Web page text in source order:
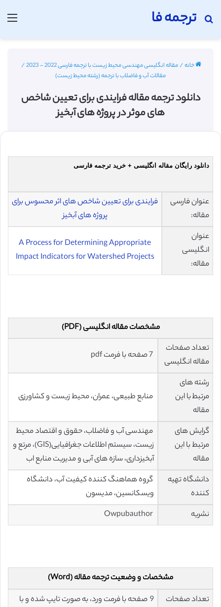
ترجمه فا
جستجو برای
خانه/مقاله انگلیسی مهندسی محیط زیست با ترجمه فارسی 2022 - 2023
/
مقالات آب و فاضلاب با ترجمه (رشته محیط زیست)
دانلود ترجمه مقاله فرایندی برای تعیین شاخص
های موثر در پروژه های آبخیز
دانلود رایگان مقاله انگلیسی + خرید ترجمه فارسی
عنوان فارسی
مقاله:
فرایندی برای تعیین شاخص های اثر محسوس برای
پروژه های آبخیز
عنوان
انگلیسی
مقاله:
A Process for Determining Appropriate
Impact Indicators for Watershed Projects
مشخصات مقاله انگلیسی (PDF)
تعداد صفحات
مقاله انگلیسی
رشته های
مرتبط با این
مقاله
منابع طبیعی، عمران، محیط زیست و کشاورزی
گرایش های
مرتبط با این
مقاله
مهندسی آب و فاضلاب، حقوق و اقتصاد محیط
زیست، سیستم اطلاعات جغرافیایی(GIS)، مرتع و
آبخیزداری، سازه های آبی و مدیریت منابع اب
دانشگاه تهیه
کننده
گروه هماهنگ کننده کیفیت آب، دانشگاه
ویسکانسین، مدیسون
نشریه
مشخصات و وضعیت ترجمه مقاله (Word)
تعداد صفحات
9 صفحه با فرمت ورد، به صورت تایپ شده و با